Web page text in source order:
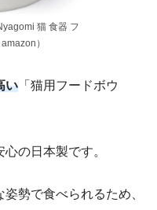
猫 食器 フ
）
い 「猫用フードボウ
の日本製です。
姿勢で食べられるため、